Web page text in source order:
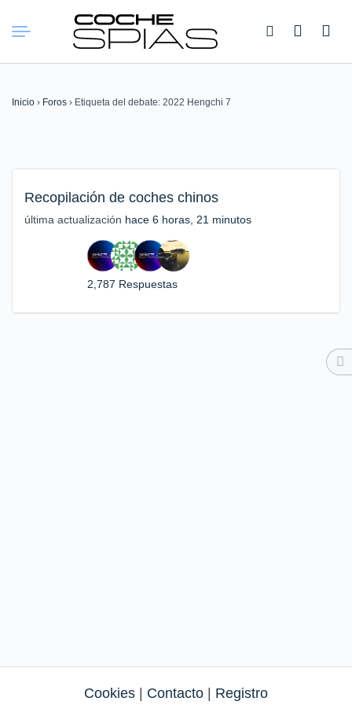
Buscar:
Inicio › Foros › Etiqueta del debate: 2022 Hengchi 7
Recopilación de coches chinos
última actualización hace 6 horas, 21 minutos
2,787 Respuestas
Cookies Contacto Registro